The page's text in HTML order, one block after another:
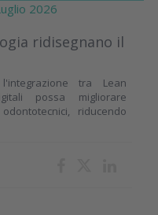
2026
ridisegnano il
tra Lean
possa migliorare
riducendo